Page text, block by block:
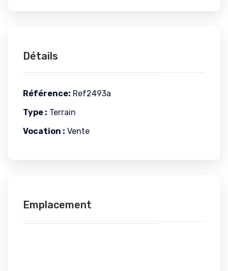
Détails
Référence: Ref2493a
Type : Terrain
Vocation : Vente
Emplacement